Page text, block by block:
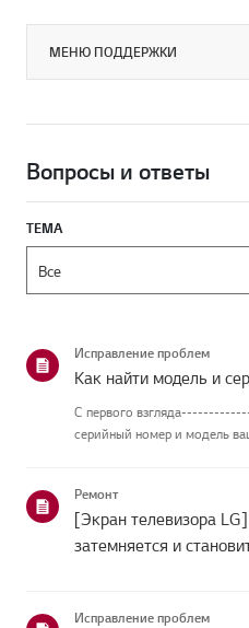
МЕНЮ ПОДДЕРЖКИ
Вопросы и ответы
ТЕМА
Исправление проблем
Как найти модель и
С первого
серийный номер и модель
руководство создано...
Ремонт
[Экран телевизора
затемняется и
Исправление проблем